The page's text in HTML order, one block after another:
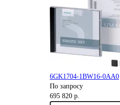
6GK1704-1BW16-0AA0
По запросу
695 820 р.